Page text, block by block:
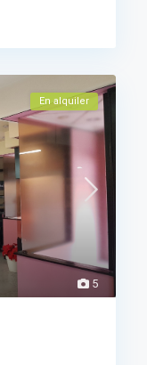
5
En alquiler